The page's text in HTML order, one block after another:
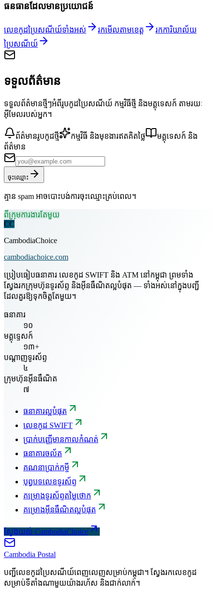
ធនធានដែលមានប្រយោជន៍
លេខកូដប្រៃសណីយ៍ទាំងអស់ រកមើលតាមខេត្ត
រកការិយាល័យ
ប្រៃសណីយ៍
ទទួលព័ត៌មាន
ទទួលព័ត៌មានថ្មីៗអំពីរូបកូដប្រៃសណីយ៍ កម្មវិធីថ្មី និងមគ្គុទេសក៍ តាមរយៈ
អ៊ីមែលរបស់អ្នក។
ព័ត៌មានរូបកូដថ្មី កម្មវិធី និងមុខងារឥតគិតថ្លៃ
មគ្គុទេសក៍ និង
ព័ត៌មាន
ចុះឈ្មោះ
គ្មាន spam អាចបោះបង់ការចុះឈ្មោះគ្រប់ពេល។
ពីក្រុមការងារតែមួយ
CC
CambodiaChoice
cambodiachoice.com
ប្រៀបធៀបធនាគារ លេខកូដ SWIFT និង ATM នៅកម្ពុជា ព្រមទាំង
ស្វែងរកក្រុមហ៊ុនទូរស័ព្ទ និងអ៊ីនធឺណិតល្អបំផុត — ទាំងអស់នៅក្នុងបញ្ជី
ដែលគួរឱ្យទុកចិត្តតែមួយ។
ធនាគារ
១០
មគ្គុទ្ទេសក៍
១៣+
បណ្តាញទូរស័ព្ទ
៤
ក្រុមហ៊ុនអ៊ីនធឺណិត
៧
ធនាគារល្អបំផុត
លេខកូដ SWIFT
ប្រាក់បញ្ញើមានកាលកំណត់
ធនាគារចល័ត
គណនាប្រាក់កម្ចី
បុព្វបទលេខទូរស័ព្ទ
គម្រោងទូរស័ព្ទតម្លៃថោក
គម្រោងអ៊ីនធឺណិតល្អបំផុត
ស្វែងយល់ CambodiaChoice
Cambodia Postal
បញ្ជីលេខកូដប្រៃសណីយ៍ពេញលេញសម្រាប់កម្ពុជា។ ស្វែងរកលេខកូដ
សម្រាប់ទីតាំងណាមួយយ៉ាងរហ័ស និងជាក់លាក់។